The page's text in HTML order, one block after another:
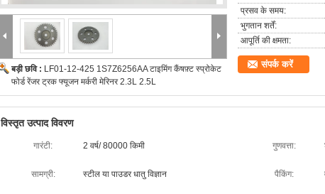
बड़ी छवि : LF01-12-425 1S7Z6256AA टाइमिंग कैंषफ़्ट स्प्रोकेट
फोर्ड रेंजर ट्रक फ्यूजन मर्करी मेरिनर 2.3L 2.5L
प्रसव के समय:
भुगतान शर्तें:
आपूर्ति की क्षमता:
संपर्क करें
विस्तृत उत्पाद विवरण
गारंटी: 2 वर्ष/ 80000 किमी गुणवत्ता:
सामग्री: स्टील या पाउडर धातु विज्ञान पैकिंग: